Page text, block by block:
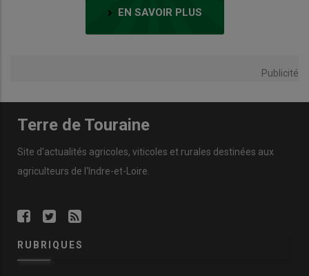
EN SAVOIR PLUS
Publicité
Terre de Touraine
Site d'actualités agricoles, viticoles et rurales destinées aux
agriculteurs de l'Indre-et-Loire.
RUBRIQUES